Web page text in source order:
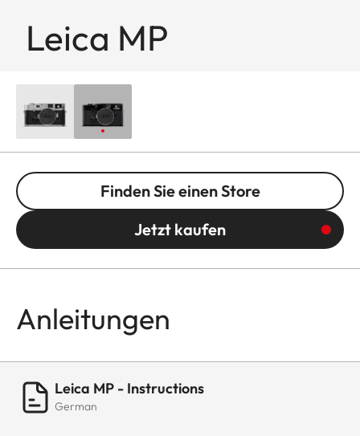
Leica MP
Finden Sie einen Store
Jetzt kaufen
Anleitungen
Leica MP - Instructions
German